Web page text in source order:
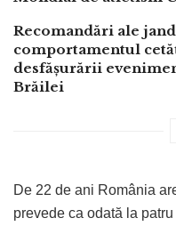
Recomandări ale
comportamentul
desfășurării
Brăilei
De 22 de ani România
prevede ca odată la